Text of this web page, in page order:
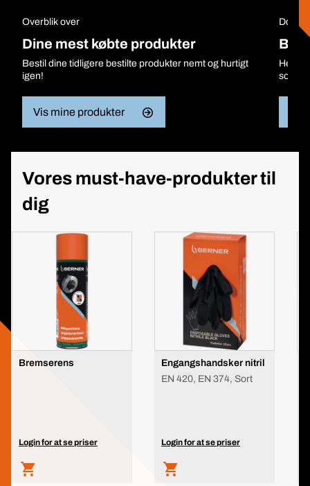
Overblik over
Dine mest købte produkter
Bestil dine tidligere bestilte produkter nemt og hurtigt
igen!
Vis mine produkter
Her
som
Vores must-have-produkter til
dig
Bremserens
Login for at se priser
Engangshandsker nitril
EN 420, EN 374, Sort
Login for at se priser